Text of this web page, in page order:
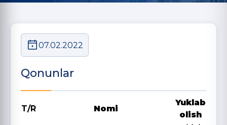
07.02.2022
Qonunlar
T/R Nomi
Yuklab
olish